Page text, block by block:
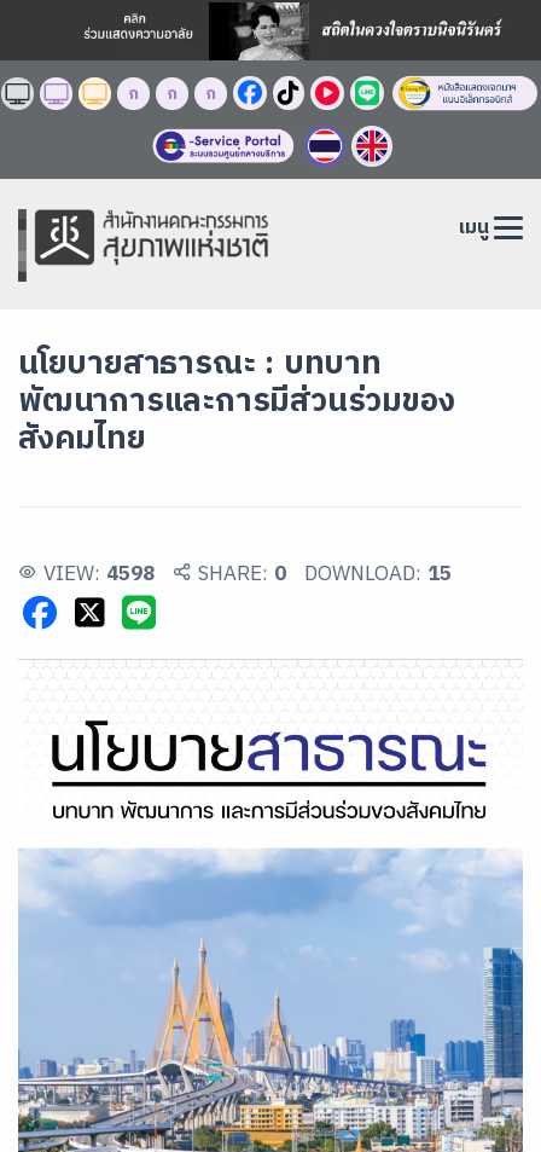
ก ก ก
เมนู
นโยบายสาธารณะ : บทบาท
พัฒนาการและการมีส่วนร่วมของ
สังคมไทย
VIEW: 4598 SHARE: 0 DOWNLOAD: 15